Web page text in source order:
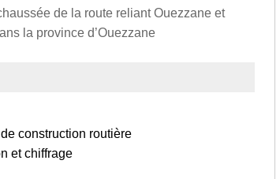
de la route reliant Ouezzane et
la province d’Ouezzane
construction routière
et chiffrage